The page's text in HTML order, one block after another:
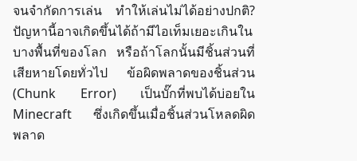
จนจำกัดการเล่น ทำให้เล่นไม่ได้อย่างปกติ?
ปัญหานี้อาจเกิดขึ้นได้ถ้ามีไอเท็มเยอะเกินใน
บางพื้นที่ของโลก หรือถ้าโลกนั้นมีชิ้นส่วนที่
เสียหายโดยทั่วไป ข้อผิดพลาดของชิ้นส่วน
(Chunk Error) เป็นบั๊กที่พบได้บ่อยใน
Minecraft ซึ่งเกิดขึ้นเมื่อชิ้นส่วนโหลดผิด
พลาด